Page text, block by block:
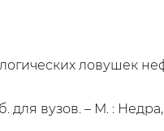
ловушек
вузов. – М. : Недра,